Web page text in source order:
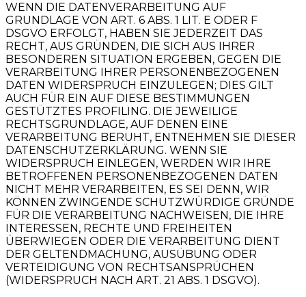
WENN DIE DATENVERARBEITUNG AUF
GRUNDLAGE VON ART. 6 ABS. 1 LIT. E ODER F
DSGVO ERFOLGT, HABEN SIE JEDERZEIT DAS
RECHT, AUS GRÜNDEN, DIE SICH AUS IHRER
BESONDEREN SITUATION ERGEBEN, GEGEN DIE
VERARBEITUNG IHRER PERSONENBEZOGENEN
DATEN WIDERSPRUCH EINZULEGEN; DIES GILT
AUCH FÜR EIN AUF DIESE BESTIMMUNGEN
GESTÜTZTES PROFILING. DIE JEWEILIGE
RECHTSGRUNDLAGE, AUF DENEN EINE
VERARBEITUNG BERUHT, ENTNEHMEN SIE DIESER
DATENSCHUTZERKLÄRUNG. WENN SIE
WIDERSPRUCH EINLEGEN, WERDEN WIR IHRE
BETROFFENEN PERSONENBEZOGENEN DATEN
NICHT MEHR VERARBEITEN, ES SEI DENN, WIR
KÖNNEN ZWINGENDE SCHUTZWÜRDIGE GRÜNDE
FÜR DIE VERARBEITUNG NACHWEISEN, DIE IHRE
INTERESSEN, RECHTE UND FREIHEITEN
ÜBERWIEGEN ODER DIE VERARBEITUNG DIENT
DER GELTENDMACHUNG, AUSÜBUNG ODER
VERTEIDIGUNG VON RECHTSANSPRÜCHEN
(WIDERSPRUCH NACH ART. 21 ABS. 1 DSGVO).